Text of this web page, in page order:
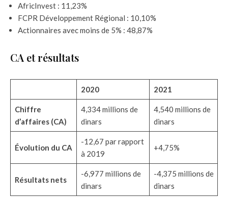
AfricInvest : 11,23%
FCPR Développement Régional : 10,10%
Actionnaires avec moins de 5% : 48,87%
CA et résultats
2020 2021
Chiffre
d’affaires (CA)
4,334 millions de
dinars
4,540 millions de
dinars
Évolution du CA
-12,67 par rapport
à 2019
+4,75%
Résultats nets
-6,977 millions de
dinars
-4,375 millions de
dinars